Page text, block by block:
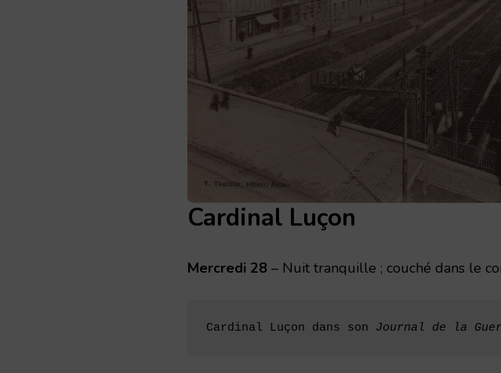
Cardinal Luçon
Mercredi 28 – Nuit tranquille ; couché dans le
Cardinal Luçon dans son Journal de la